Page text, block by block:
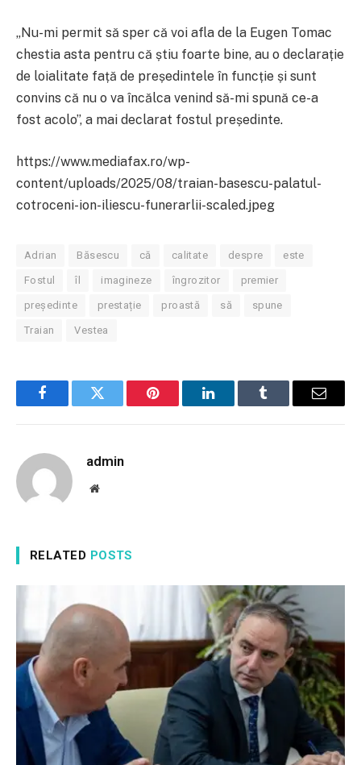
„Nu-mi permit să sper că voi afla de la Eugen Tomac
chestia asta pentru că știu foarte bine, au o declarație
de loialitate față de președintele în funcție și sunt
convins că nu o va încălca venind să-mi spună ce-a
fost acolo”, a mai declarat fostul președinte.
https://www.mediafax.ro/wp-
content/uploads/2025/08/traian-basescu-palatul-
cotroceni-ion-iliescu-funerarlii-scaled.jpeg
Adrian Băsescu că calitate despre este
Fostul îl imagineze îngrozitor premier
președinte prestație proastă să spune
Traian Vestea
FacebookTwitter Pinterest LinkedInTumblr Email
admin
Website
RELATED POSTS